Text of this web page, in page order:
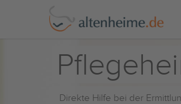
Direkte Hilfe bei der